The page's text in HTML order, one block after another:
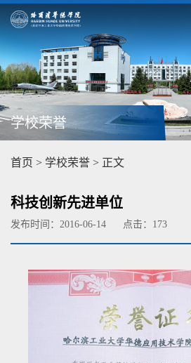
学校荣誉
首页 > 学校荣誉 > 正文
科技创新先进单位
发布时间：2016-06-14 点击： 173